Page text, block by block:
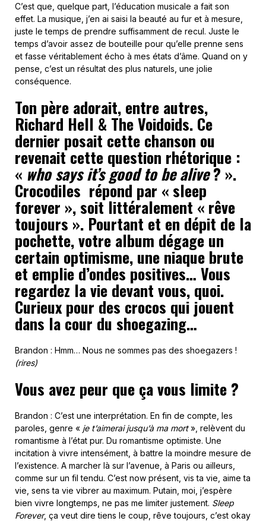
C’est que, quelque part, l’éducation musicale a fait son
effet. La musique, j’en ai saisi la beauté au fur et à mesure,
juste le temps de prendre suffisamment de recul. Juste le
temps d’avoir assez de bouteille pour qu’elle prenne sens
et fasse véritablement écho à mes états d’âme. Quand on y
pense, c’est un résultat des plus naturels, une jolie
conséquence.
Ton père adorait, entre autres,
Richard Hell & The Voidoids. Ce
dernier posait cette chanson ou
revenait cette question rhétorique :
« who says it’s good to be alive? ».
Crocodiles répond par « sleep
forever », soit littéralement « rêve
toujours ». Pourtant et en dépit de la
pochette, votre album dégage un
certain optimisme, une niaque brute
et emplie d’ondes positives… Vous
regardez la vie devant vous, quoi.
Curieux pour des crocos qui jouent
dans la cour du shoegazing…
Brandon : Hmm… Nous ne sommes pas des shoegazers !
(rires)
Vous avez peur que ça vous limite ?
Brandon : C’est une interprétation. En fin de compte, les
paroles, genre « je t’aimerai jusqu’à ma mort», relèvent du
romantisme à l’état pur. Du romantisme optimiste. Une
incitation à vivre intensément, à battre la moindre mesure de
l’existence. A marcher là sur l’avenue, à Paris ou ailleurs,
comme sur un fil tendu. C’est now présent, vis ta vie, aime ta
vie, sens ta vie vibrer au maximum. Putain, moi, j’espère
bien vivre longtemps, ne pas me limiter justement. Sleep
Forever, ça veut dire tiens le coup, rêve toujours, c’est okay